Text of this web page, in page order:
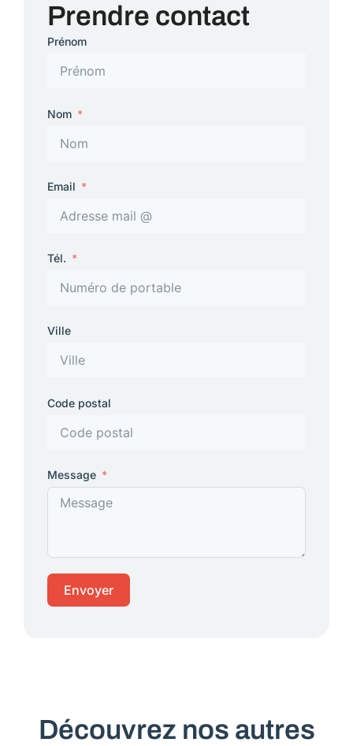
Prendre contact
Prénom
Nom
Email
Tél.
Ville
Code postal
Message
Envoyer
Découvrez nos autres